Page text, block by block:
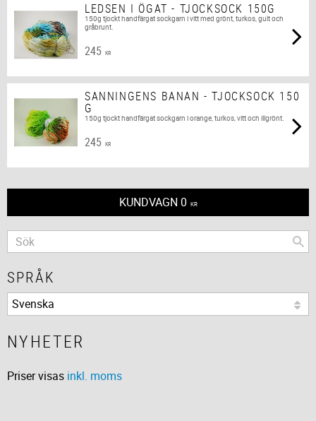
LEDSEN I ÖGAT - TJOCKSOCK 150G
150g tjockt handfärgat sockgarn i vitt med grönt, turkos, gult och
gråbrunt.
245 KR
SANNINGENS BANAN - TJOCKSOCK 150
G
150g tjockt handfärgat sockgarn i orange, turkos, vitt och illgrönt.
245 KR
KUNDVAGN 0 KR
SPRÅK
NYHETER
Priser visas inkl. moms